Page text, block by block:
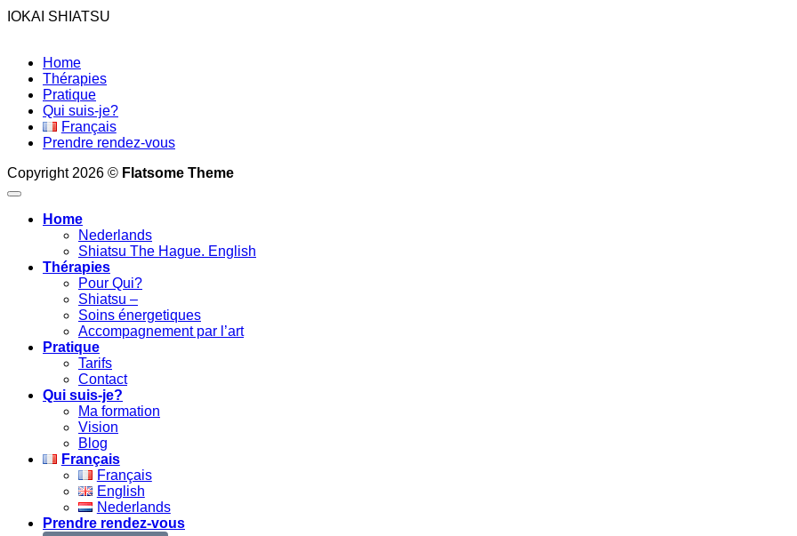
IOKAI SHIATSU
Home
Thérapies
Pratique
Qui suis-je?
Français
Prendre rendez-vous
Copyright 2026 © Flatsome Theme
Home
Nederlands
Shiatsu The Hague. English
Thérapies
Pour Qui?
Shiatsu –
Soins énergetiques
Accompagnement par l’art
Pratique
Tarifs
Contact
Qui suis-je?
Ma formation
Vision
Blog
Français
Français
English
Nederlands
Prendre rendez-vous